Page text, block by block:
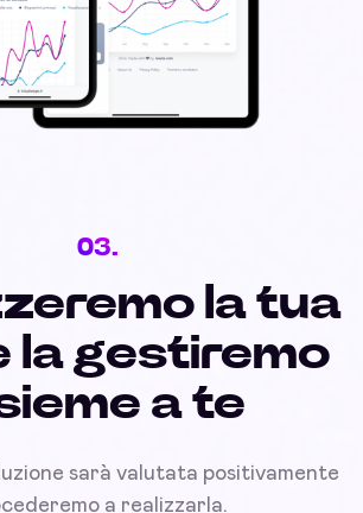
03.
la tua
la gestiremo
a te
sarà valutata positivamente
a realizzarla.